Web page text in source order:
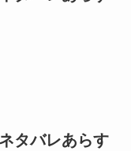
タバレあらす